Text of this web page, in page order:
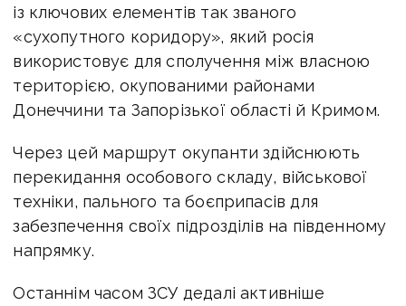
із ключових елементів так званого
«сухопутного коридору», який росія
використовує для сполучення між власною
територією, окупованими районами
Донеччини та Запорізької області й Кримом.
Через цей маршрут окупанти здійснюють
перекидання особового складу, військової
техніки, пального та боєприпасів для
забезпечення своїх підрозділів на південному
напрямку.
Останнім часом ЗСУ дедалі активніше